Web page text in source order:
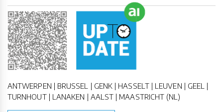
ANTWERPEN | BRUSSEL | GENK | HASSELT | LEUVEN | GEEL |
TURNHOUT | LANAKEN | AALST | MAASTRICHT (NL)